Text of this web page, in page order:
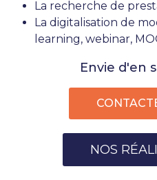
La recherche de
La digitalisation de
learning, webinar,
Envie d'en
NOS